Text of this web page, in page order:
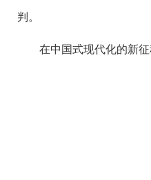
判。
在中国式现代化的新